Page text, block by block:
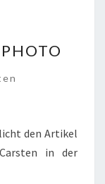
den Artikel
in der